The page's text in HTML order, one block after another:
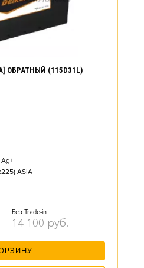
ОБРАТНЫЙ (115D31L)
ASIA
Без Trade-in
14 100 руб.